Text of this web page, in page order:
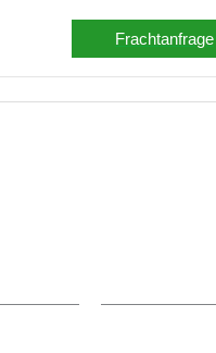
Frachtanfrage